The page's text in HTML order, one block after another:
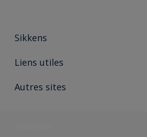
Sikkens
A propos de Sikkens
Liens utiles
Ouvrir un magasin PASS
Autres sites